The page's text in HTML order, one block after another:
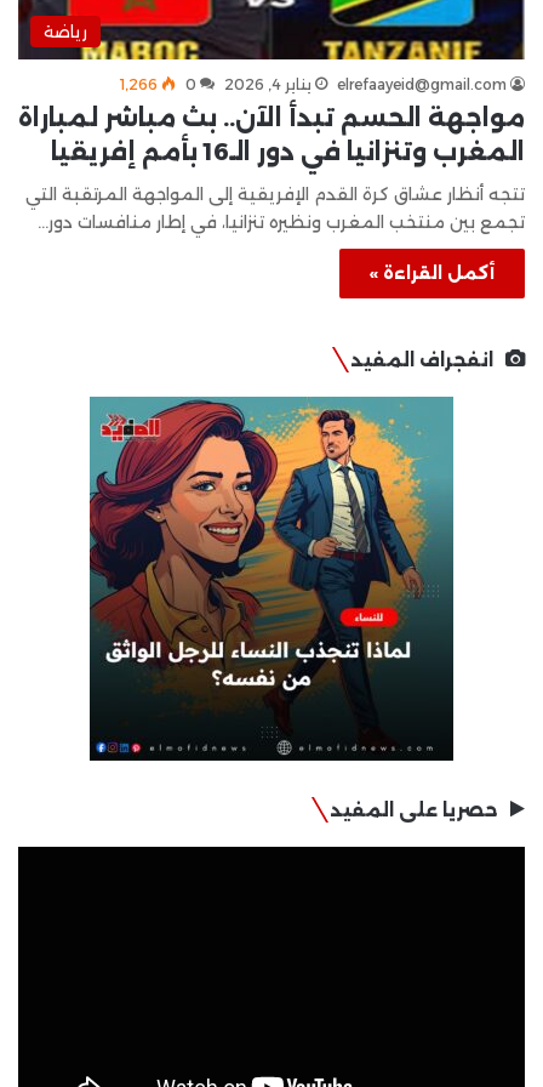
رياضة
elrefaayeid@gmail.com يناير 4, 2026 0 1٬266
مواجهة الحسم تبدأ الآن.. بث مباشر لمباراة
المغرب وتنزانيا في دور الـ16 بأمم إفريقيا
تتجه أنظار عشاق كرة القدم الإفريقية إلى المواجهة المرتقبة التي
تجمع بين منتخب المغرب ونظيره تنزانيا، في إطار منافسات دور…
أكمل القراءة »
انفجراف المفيد
حصريا على المفيد